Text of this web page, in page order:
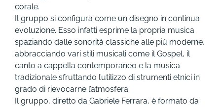
corale.
Il gruppo si configura come un disegno in continua
evoluzione. Esso infatti esprime la propria musica
spaziando dalle sonorità classiche alle più moderne,
abbracciando vari stili musicali come il Gospel, il
canto a cappella contemporaneo e la musica
tradizionale sfruttando l’utilizzo di strumenti etnici in
grado di rievocarne l’atmosfera.
Il gruppo, diretto da Gabriele Ferrara, è formato da